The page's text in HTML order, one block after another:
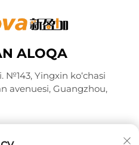
ALOQA
№143, Yingxin ko‘chasi
avenuesi, Guangzhou,